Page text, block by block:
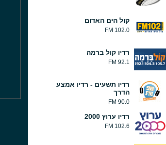
קול הים האדום
102.0 FM
רדיו קול ברמה
92.1 FM
רדיו תשעים - רדיו אמצע
הדרך
90.0 FM
רדיו ערוץ 2000
102.6 FM